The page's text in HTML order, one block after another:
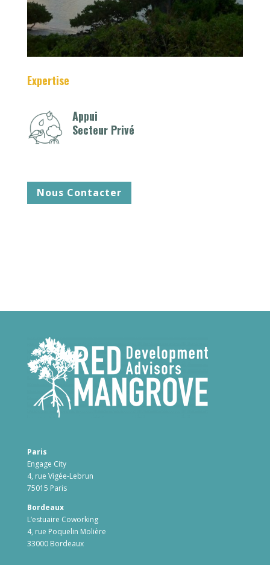
Expertise
Appui
Secteur Privé
Nous Contacter
Paris
Engage City
4, rue Vigée-Lebrun
75015 Paris
Bordeaux
L’estuaire Coworking
4, rue Poquelin Molière
33000 Bordeaux